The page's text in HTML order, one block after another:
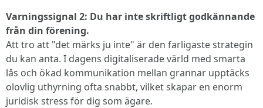
Varningssignal 2: Du har inte skriftligt godkännande
från din förening.
Att tro att "det märks ju inte" är den farligaste strategin
du kan anta. I dagens digitaliserade värld med smarta
lås och ökad kommunikation mellan grannar upptäcks
olovlig uthyrning ofta snabbt, vilket skapar en enorm
juridisk stress för dig som ägare.